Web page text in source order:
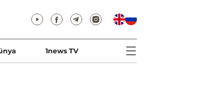
1news TV